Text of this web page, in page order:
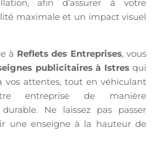
afin d’assurer à votre
maximale et un impact visuel
à Reflets des Entreprises, vous
publicitaires à Istresqui
vos attentes, tout en véhiculant
entreprise de manière
Ne laissez pas passer
une enseigne à la hauteur de